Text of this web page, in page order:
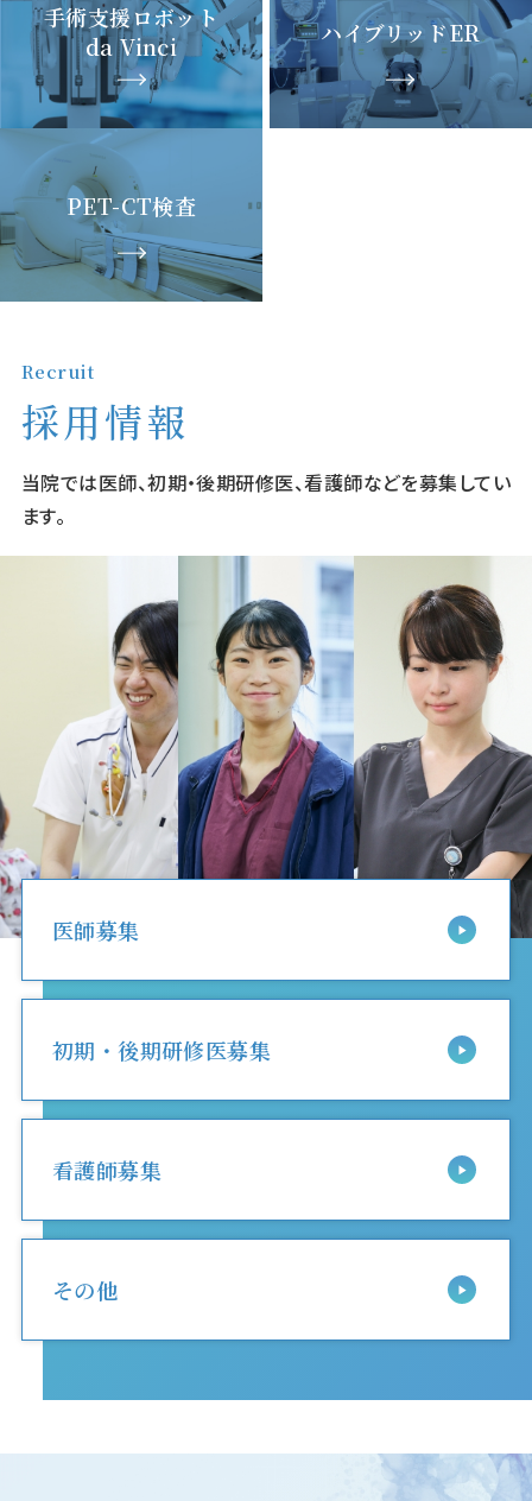
手術支援ロボット
da Vinci
ハイブリッドER
PET-CT検査
Recruit
採用情報
当院では医師、初期・後期研修医、看護師などを募集してい
ます。
医師募集
初期・後期研修医募集
看護師募集
その他